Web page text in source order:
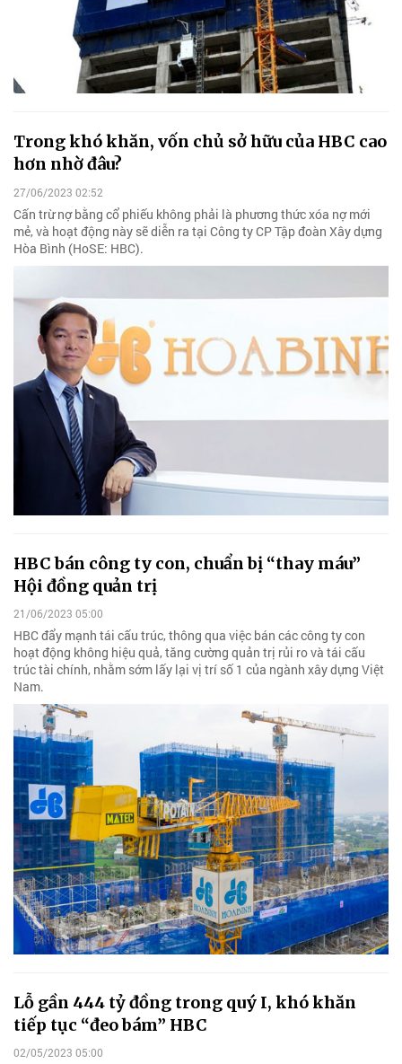
Trong khó khăn, vốn chủ sở hữu của HBC cao
hơn nhờ đâu?
27/06/2023 02:52
Cấn trừ nợ bằng cổ phiếu không phải là phương thức xóa nợ mới
mẻ, và hoạt động này sẽ diễn ra tại Công ty CP Tập đoàn Xây dựng
Hòa Bình (HoSE: HBC).
HBC bán công ty con, chuẩn bị “thay máu”
Hội đồng quản trị
21/06/2023 05:00
HBC đẩy mạnh tái cấu trúc, thông qua việc bán các công ty con
hoạt động không hiệu quả, tăng cường quản trị rủi ro và tái cấu
trúc tài chính, nhằm sớm lấy lại vị trí số 1 của ngành xây dựng Việt
Nam.
Lỗ gần 444 tỷ đồng trong quý I, khó khăn
tiếp tục “đeo bám” HBC
02/05/2023 05:00